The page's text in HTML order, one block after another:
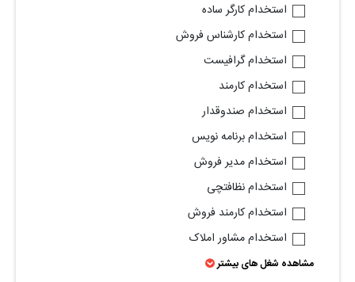
استخدام کارگر ساده
استخدام کارشناس فروش
استخدام گرافیست
استخدام کارمند
استخدام صندوقدار
استخدام برنامه نویس
استخدام مدیر فروش
استخدام نظافتچی
استخدام کارمند فروش
استخدام مشاور املاک
مشاهده شغل های بیشتر